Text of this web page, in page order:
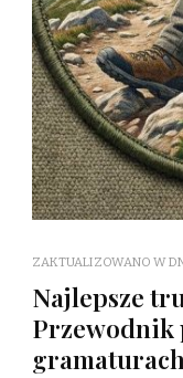
ZAKTUALIZOWANO W
Najlepsze
Przewodnik